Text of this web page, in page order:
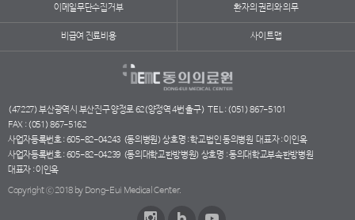
이메일무단수집거부 환자의 권리와 의무
비급여 진료비용 사이트맵
(47227) 부산광역시 부산진구 양정로 62(양정역 4번 출구) TEL : (051) 867-5101
FAX : (051) 867-5162
사업자등록번호 : 605-82-04243 (동의병원) 상호명 : 학교법인 동의병원 대표자 : 이인옥
사업자등록번호 : 605-82-04239 (동의대학교한방병원) 상호명 : 동의대학교부속한방병원
대표자 : 이인옥
Copyright ⓒ 2018 by Dong-Eui Medical Center.